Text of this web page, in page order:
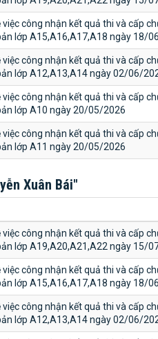
việc công nhận kết quả thi và cấp
lớp A15,A16,A17,A18 ngày 18/
việc công nhận kết quả thi và cấp
lớp A12,A13,A14 ngày 02/06/
việc công nhận kết quả thi và cấp
lớp A10 ngày 20/05/2026
việc công nhận kết quả thi và cấp
lớp A11 ngày 20/05/2026
Xuân Bái"
việc công nhận kết quả thi và cấp
lớp A19,A20,A21,A22 ngày 15/
việc công nhận kết quả thi và cấp
lớp A15,A16,A17,A18 ngày 18/
việc công nhận kết quả thi và cấp
lớp A12,A13,A14 ngày 02/06/